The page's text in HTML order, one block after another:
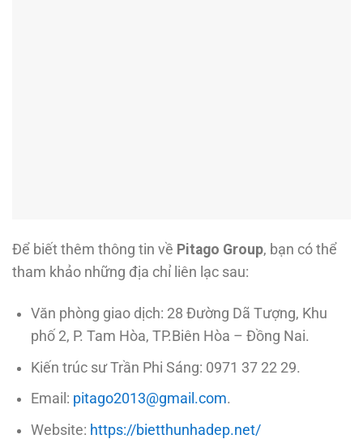
Để biết thêm thông tin về Pitago Group, bạn có thể
tham khảo những địa chỉ liên lạc sau:
Văn phòng giao dịch: 28 Đường Dã Tượng, Khu
phố 2, P. Tam Hòa, TP.Biên Hòa – Đồng Nai.
Kiến trúc sư Trần Phi Sáng: 0971 37 22 29.
Email: pitago2013@gmail.com.
Website: https://bietthunhadep.net/